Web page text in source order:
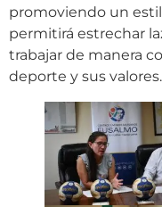
promoviendo un
permitirá estrechar
trabajar de manera
deporte y sus valores.